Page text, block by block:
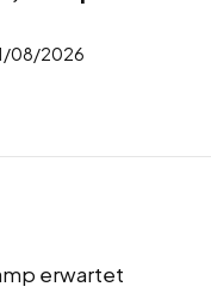
08/2026
erwartet